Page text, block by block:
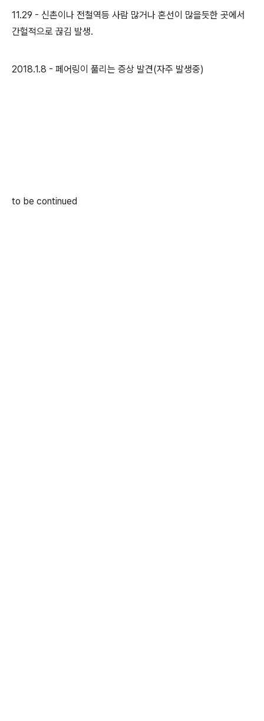
11.29 - 신촌이나 전철역등 사람 많거나 혼선이 많을듯한 곳에서
간헐적으로 끊김 발생.
2018.1.8 - 페어링이 풀리는 증상 발견(자주 발생중)
to be continued